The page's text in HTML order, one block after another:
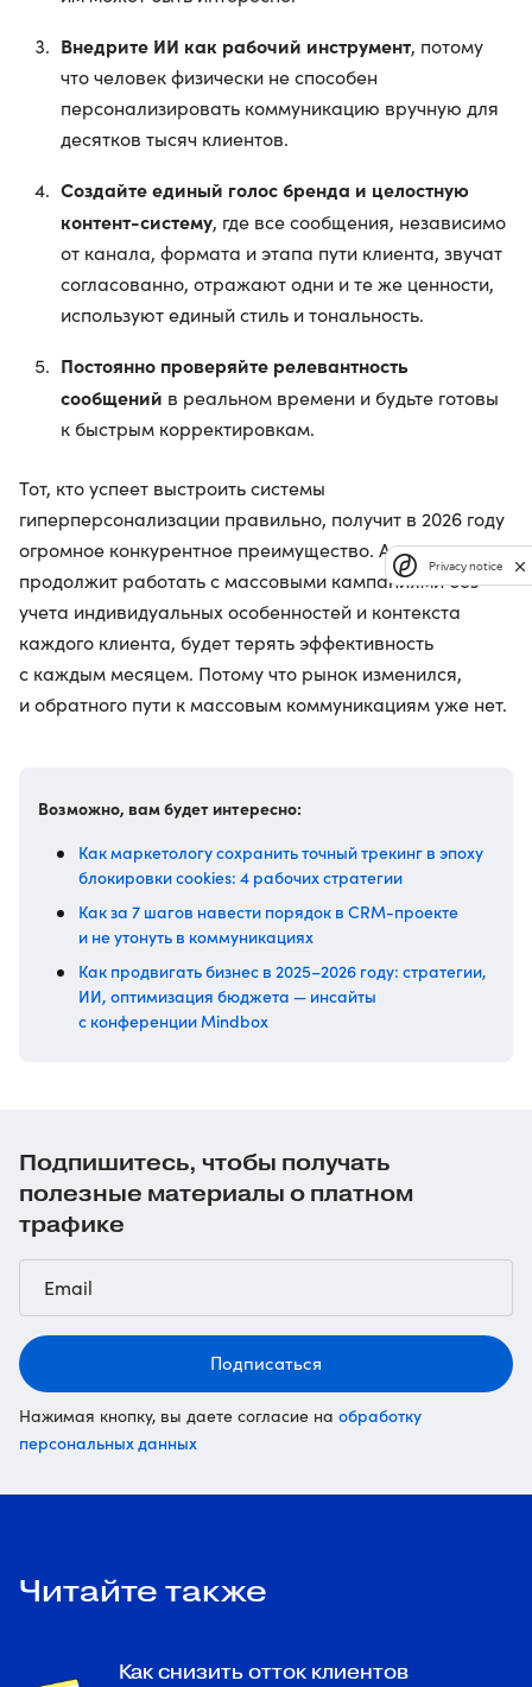
Внедрите ИИ как рабочий инструмент, потому
что человек физически не способен
персонализировать коммуникацию вручную для
десятков тысяч клиентов.
Создайте единый голос бренда и целостную
контент-систему, где все сообщения, независимо
от канала, формата и этапа пути клиента, звучат
согласованно, отражают одни и те же ценности,
используют единый стиль и тональность.
Постоянно проверяйте релевантность
сообщений в реальном времени и будьте готовы
к быстрым корректировкам.
Тот, кто успеет выстроить системы
гиперперсонализации правильно, получит в 2026 году
огромное конкурентное преимущество. А тот, кто
продолжит работать с массовыми кампаниями без
учета индивидуальных особенностей и контекста
каждого клиента, будет терять эффективность
с каждым месяцем. Потому что рынок изменился,
и обратного пути к массовым коммуникациям уже нет.
Возможно, вам будет интересно:
Как маркетологу сохранить точный трекинг в эпоху
блокировки cookies: 4 рабочих стратегии
Как за 7 шагов навести порядок в CRM-проекте
и не утонуть в коммуникациях
Как продвигать бизнес в 2025–2026 году: стратегии,
ИИ, оптимизация бюджета — инсайты
с конференции Mindbox
Подпишитесь, чтобы получать
полезные материалы о платном
трафике
Подписаться
Нажимая кнопку, вы даете согласие на обработку
персональных данных
Читайте также
Как снизить отток клиентов
Privacy notice